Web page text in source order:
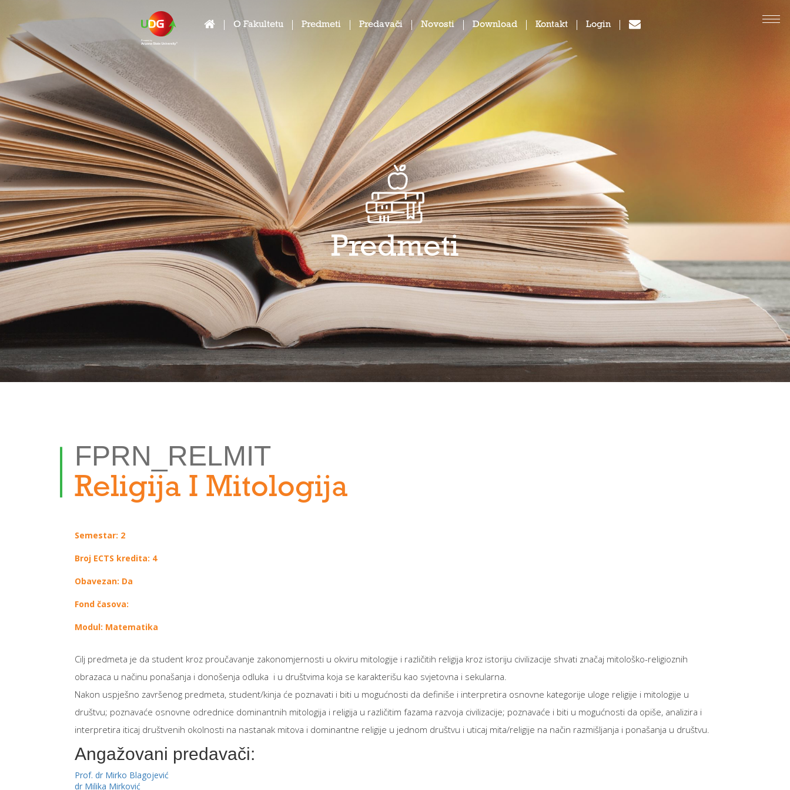
O Fakultetu Predmeti Predavači Novosti Download Kontakt Login
Predmeti
FPRN_RELMIT
Religija I Mitologija
Semestar: 2
Broj ECTS kredita: 4
Obavezan: Da
Fond časova:
Modul: Matematika
Cilj predmeta je da student kroz proučavanje zakonomjernosti u okviru mitologije i različitih religija kroz istoriju civilizacije shvati značaj mitološko-religioznih
obrazaca u načinu ponašanja i donošenja odluka i u društvima koja se karakterišu kao svjetovna i sekularna.
Nakon uspješno završenog predmeta, student/kinja će poznavati i biti u mogućnosti da definiše i interpretira osnovne kategorije uloge religije i mitologije u
društvu; poznavaće osnovne odrednice dominantnih mitologija i religija u različitim fazama razvoja civilizacije; poznavaće i biti u mogućnosti da opiše, analizira i
interpretira iticaj društvenih okolnosti na nastanak mitova i dominantne religije u jednom društvu i uticaj mita/religije na način razmišljanja i ponašanja u društvu.
Angažovani predavači:
Prof. dr Mirko Blagojević
dr Milika Mirković